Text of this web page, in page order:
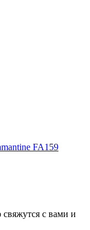
FA159
с вами и